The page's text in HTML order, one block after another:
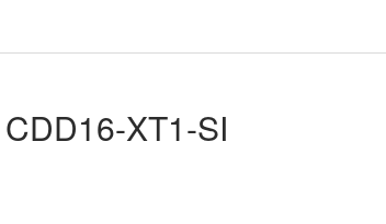
CDD16-XT1-SI